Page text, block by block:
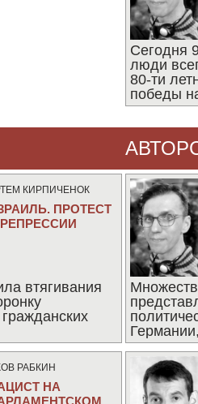
Сегодня
люди
80-ти
победы
КИРПИЧЕНОК
ПРОТЕСТ
втягивания
РАБКИН
НА